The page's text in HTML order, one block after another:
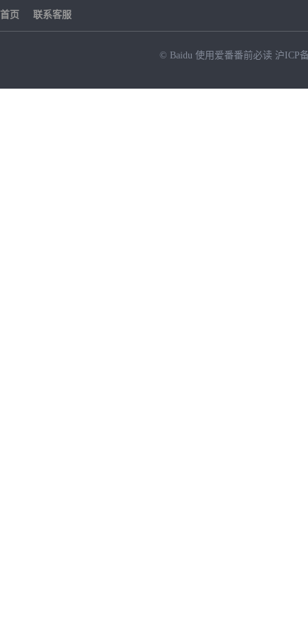
首页 联系客服
© Baidu 使用爱番番前必读 沪ICP